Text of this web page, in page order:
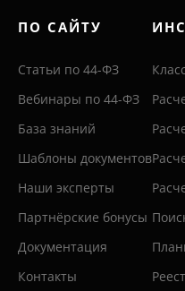
ПО САЙТУ
Статьи по 44-ФЗ
Вебинары по 44-ФЗ
База знаний
Шаблоны документов
Наши эксперты
Партнёрские бонусы
Документация
Контакты